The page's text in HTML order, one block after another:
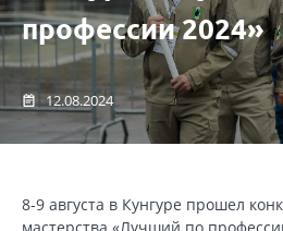
профессии 2024»
12.08.2024
8-9 августа в Кунгуре прошел